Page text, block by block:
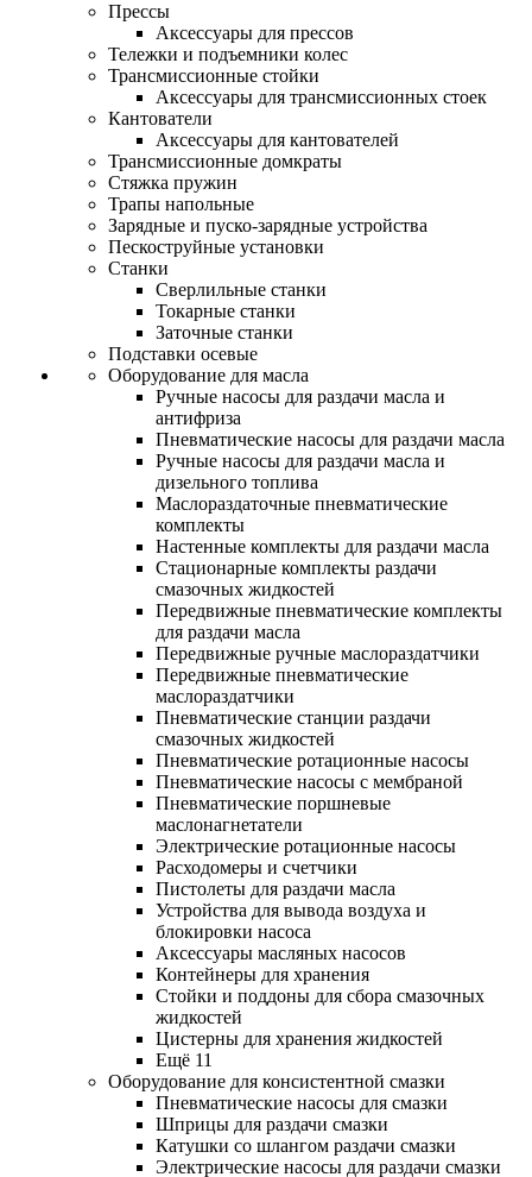
Прессы
Аксессуары для прессов
Тележки и подъемники колес
Трансмиссионные стойки
Аксессуары для трансмиссионных стоек
Кантователи
Аксессуары для кантователей
Трансмиссионные домкраты
Стяжка пружин
Трапы напольные
Зарядные и пуско-зарядные устройства
Пескоструйные установки
Станки
Сверлильные станки
Токарные станки
Заточные станки
Подставки осевые
Оборудование для масла
Ручные насосы для раздачи масла и
антифриза
Пневматические насосы для раздачи масла
Ручные насосы для раздачи масла и
дизельного топлива
Маслораздаточные пневматические
комплекты
Настенные комплекты для раздачи масла
Стационарные комплекты раздачи
смазочных жидкостей
Передвижные пневматические комплекты
для раздачи масла
Передвижные ручные маслораздатчики
Передвижные пневматические
маслораздатчики
Пневматические станции раздачи
смазочных жидкостей
Пневматические ротационные насосы
Пневматические насосы с мембраной
Пневматические поршневые
маслонагнетатели
Электрические ротационные насосы
Расходомеры и счетчики
Пистолеты для раздачи масла
Устройства для вывода воздуха и
блокировки насоса
Аксессуары масляных насосов
Контейнеры для хранения
Стойки и поддоны для сбора смазочных
жидкостей
Цистерны для хранения жидкостей
Ещё 11
Оборудование для консистентной смазки
Пневматические насосы для смазки
Шприцы для раздачи смазки
Катушки со шлангом раздачи смазки
Электрические насосы для раздачи смазки